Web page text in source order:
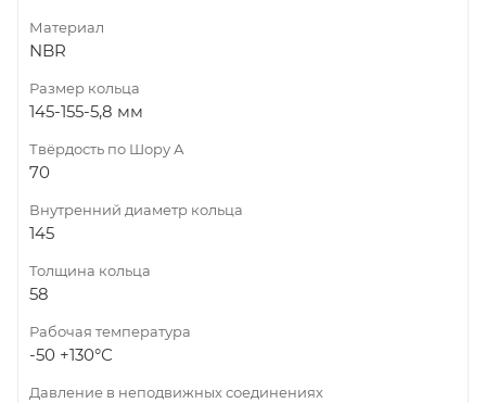
Материал
NBR
Размер кольца
145-155-5,8 мм
Твёрдость по Шору А
70
Внутренний диаметр кольца
145
Толщина кольца
58
Рабочая температура
-50 +130°С
Давление в неподвижных соединениях